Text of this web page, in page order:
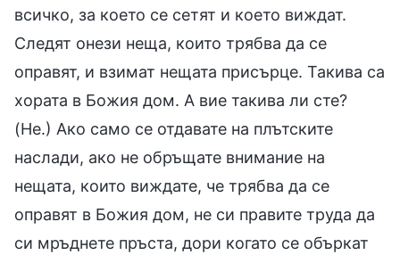
всичко, за което се сетят и което виждат.
Следят онези неща, които трябва да се
оправят, и взимат нещата присърце. Такива са
хората в Божия дом. А вие такива ли сте?
(Не.) Ако само се отдавате на плътските
наслади, ако не обръщате внимание на
нещата, които виждате, че трябва да се
оправят в Божия дом, не си правите труда да
си мръднете пръста, дори когато се объркат